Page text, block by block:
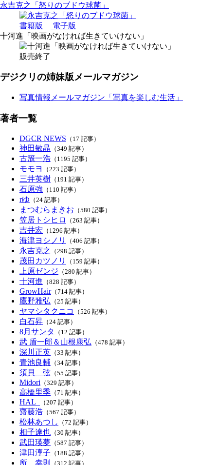
永吉克之「怒りのブドウ球菌」
書籍版
電子版
十河進「映画がなければ生きていけない」
販売終了
デジクリの姉妹版メールマガジン
写真情報メールマガジン「写真を楽しむ生活」
著者一覧
DGCR NEWS （17 記事）
神田敏晶 （349 記事）
古籏一浩 （1195 記事）
モモヨ （223 記事）
三井英樹 （191 記事）
石原強 （110 記事）
rゆ （24 記事）
まつむらまきお （580 記事）
笠居トシヒロ （263 記事）
吉井宏 （1296 記事）
海津ヨシノリ （406 記事）
永吉克之 （298 記事）
茂田カツノリ （159 記事）
上原ゼンジ （280 記事）
十河進 （828 記事）
GrowHair（714 記事）
鷹野雅弘 （25 記事）
ヤマシタクニコ （526 記事）
白石昇 （24 記事）
8月サンタ （12 記事）
武 盾一郎＆山根康弘 （478 記事）
深川正英 （33 記事）
青池良輔 （34 記事）
須貝 弦 （55 記事）
Midori （329 記事）
高橋里季 （71 記事）
HAL_ （207 記事）
齋藤浩 （567 記事）
松林あつし （72 記事）
相子達也 （30 記事）
武田瑛夢 （587 記事）
津田淳子 （188 記事）
所 幸則 （312 記事）